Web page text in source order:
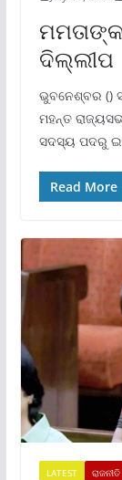
ଦିଲ୍ଲୀପ
ଭୁବନେଶ୍ବର ()
ମହନ୍ତ
ସଦସ୍ୟ ପଦରୁ
Read More
LATEST ରାଜନୀତି